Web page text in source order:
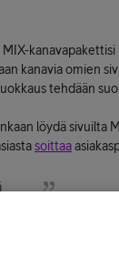
kanavia omien
tehdään
löydä sivuilta
soittaa